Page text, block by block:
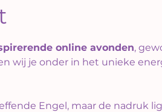
online avonden,
wij je onder in het unieke
Engel, maar de nadruk